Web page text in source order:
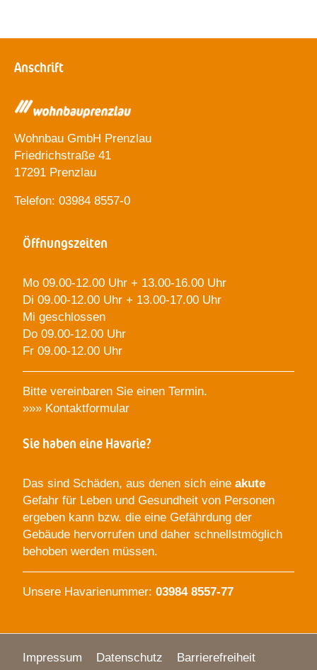
Anschrift
Wohnbau GmbH Prenzlau
Friedrichstraße 41
17291 Prenzlau
Telefon: 03984 8557-0
Öffnungszeiten
Mo 09.00-12.00 Uhr + 13.00-16.00 Uhr
Di 09.00-12.00 Uhr + 13.00-17.00 Uhr
Mi geschlossen
Do 09.00-12.00 Uhr
Fr 09.00-12.00 Uhr
Bitte vereinbaren Sie einen Termin.
»»» Kontaktformular
Sie haben eine Havarie?
Das sind Schäden, aus denen sich eine akute
Gefahr für Leben und Gesundheit von Personen
ergeben kann bzw. die eine Gefährdung der
Gebäude hervorrufen und daher schnellstmöglich
behoben werden müssen.
Unsere Havarienummer: 03984 8557-77
Impressum Datenschutz Barrierefreiheit